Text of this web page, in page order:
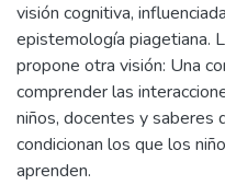
visión cognitiva,
epistemología piagetiana.
propone otra visión: Una
comprender las
niños, docentes y saberes
condicionan los que los
aprenden.